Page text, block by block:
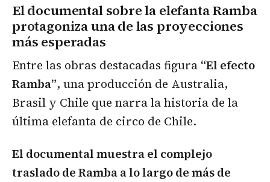
El documental sobre la elefanta Ramba
protagoniza una de las proyecciones
más esperadas
Entre las obras destacadas figura “El efecto
Ramba”, una producción de Australia,
Brasil y Chile que narra la historia de la
última elefanta de circo de Chile.
El documental muestra el complejo
traslado de Ramba a lo largo de más de